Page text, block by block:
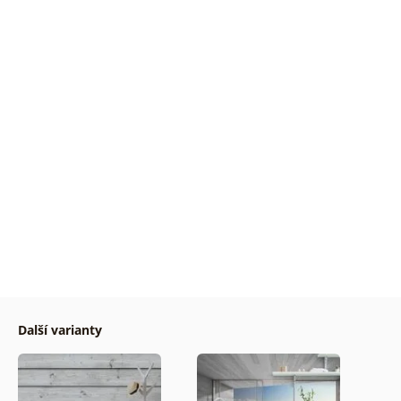
Další varianty